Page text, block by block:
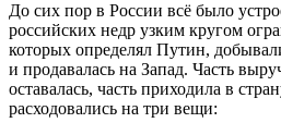
До сих пор в России всё было
российских недр узким кругом
которых определял Путин,
и продавалась на Запад. Часть
оставалась, часть приходила в
расходовались на три вещи: